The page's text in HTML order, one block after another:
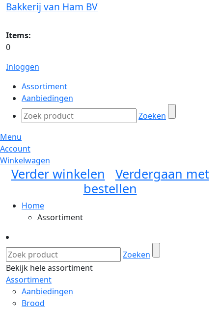
Bakkerij van Ham BV
Items:
0
Inloggen
Assortiment
Aanbiedingen
Zoeken
Menu
Account
Winkelwagen
Verder winkelen
Verdergaan met
bestellen
Home
Assortiment
Zoeken
Bekijk hele assortiment
Assortiment
Aanbiedingen
Brood